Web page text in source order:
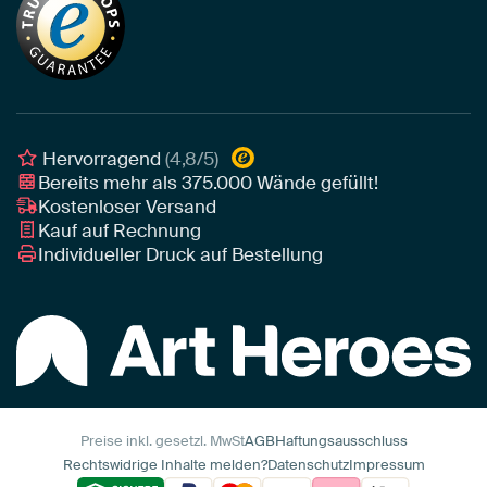
Tapete
Leinwand
Leinwand für draußen
Akustik-Tipps
Tipps von unseren Botschaftern
Individuelle Einrichtungsberatung
Unser Team
Botschafter
Awards und Preise
Art Heroes App
Hervorragend(4,8/5)
Bereits mehr als375.000Wände gefüllt!
Kostenloser Versand
Kauf auf Rechnung
Individueller Druck auf Bestellung
Preise inkl. gesetzl. MwStAGBHaftungsausschluss
Rechtswidrige Inhalte melden?DatenschutzImpressum